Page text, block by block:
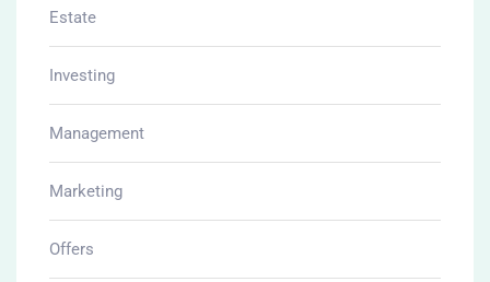
Estate
Investing
Management
Marketing
Offers